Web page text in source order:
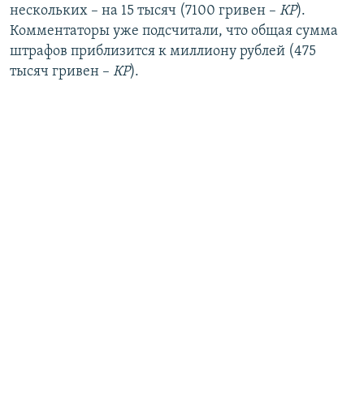
нескольких – на 15 тысяч (7100 гривен – КР).
Комментаторы уже подсчитали, что общая сумма
штрафов приблизится к миллиону рублей (475
тысяч гривен – КР).